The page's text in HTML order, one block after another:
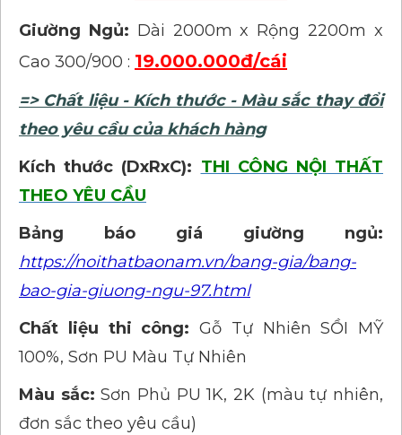
Giường Ngủ: Dài 2000m x Rộng 2200m x
Cao 300/900 : 19.000.000đ/cái
=> Chất liệu - Kích thước - Màu sắc thay đổi
theo yêu cầu của khách hàng
Kích thước (DxRxC): THI CÔNG NỘI THẤT
THEO YÊU CẦU
Bảng báo giá giường ngủ:
https://noithatbaonam.vn/bang-gia/bang-
bao-gia-giuong-ngu-97.html
Chất liệu thi công: Gỗ Tự Nhiên SỒI MỸ
100%, Sơn PU Màu Tự Nhiên
Màu sắc:Sơn Phủ PU 1K, 2K (màu tự nhiên,
đơn sắc theo yêu cầu)